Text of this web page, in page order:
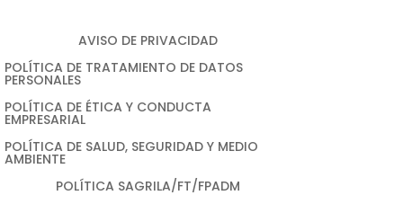
AVISO DE PRIVACIDAD
POLÍTICA DE TRATAMIENTO DE DATOS
PERSONALES
POLÍTICA DE ÉTICA Y CONDUCTA
EMPRESARIAL
POLÍTICA DE SALUD, SEGURIDAD Y MEDIO
AMBIENTE
POLÍTICA SAGRILA/FT/FPADM